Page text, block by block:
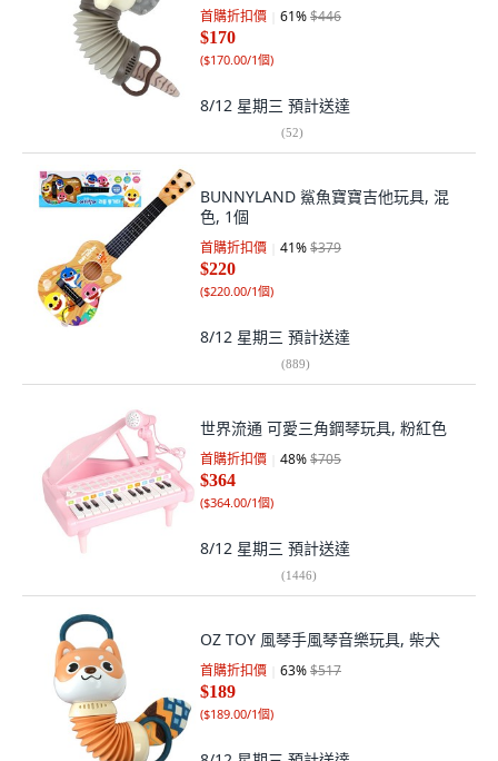
首購折扣價 61%$446
$170
($170.00/1個)
8/12 星期三 預計送達
(52)
BUNNYLAND 鯊魚寶寶吉他玩具, 混
色, 1個
首購折扣價 41%$379
$220
($220.00/1個)
8/12 星期三 預計送達
(889)
世界流通 可愛三角鋼琴玩具, 粉紅色
首購折扣價 48%$705
$364
($364.00/1個)
8/12 星期三 預計送達
(1446)
OZ TOY 風琴手風琴音樂玩具, 柴犬
首購折扣價 63%$517
$189
($189.00/1個)